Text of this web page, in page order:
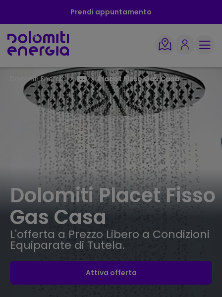
Prendi appuntamento
Dolomiti Energia Placet Fisso Gas Casa
Dolomiti Placet Fisso
Gas Casa
L'offerta a Prezzo Libero a Condizioni
Equiparate di Tutela.
Attiva offerta